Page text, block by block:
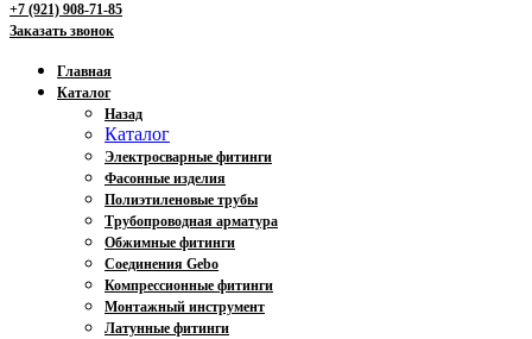
+7 (921) 908-71-85
Заказать звонок
Главная
Каталог
Назад
Каталог
Электросварные фитинги
Фасонные изделия
Полиэтиленовые трубы
Трубопроводная арматура
Обжимные фитинги
Соединения Gebo
Компрессионные фитинги
Монтажный инструмент
Латунные фитинги